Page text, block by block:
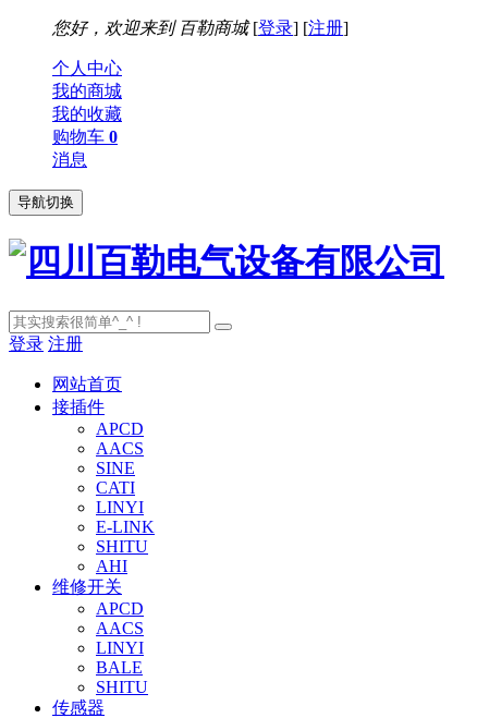
您好，欢迎来到 百勒商城[登录] [注册]
个人中心
我的商城
我的收藏
购物车 0
消息
导航切换
登录 注册
网站首页
接插件
APCD
AACS
SINE
CATI
LINYI
E-LINK
SHITU
AHI
维修开关
APCD
AACS
LINYI
BALE
SHITU
传感器